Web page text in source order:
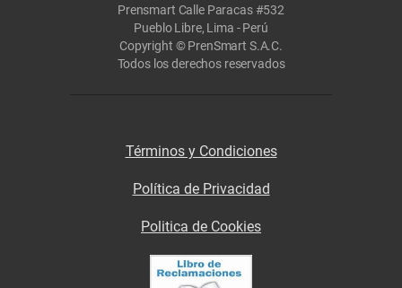
Prensmart Calle Paracas #532
Pueblo Libre, Lima - Perú
Copyright © PrenSmart S.A.C.
Todos los derechos reservados
Términos y Condiciones
Política de Privacidad
Politica de Cookies